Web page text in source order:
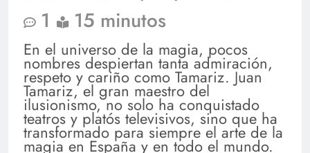
1
15 minutos
En el universo de la magia, pocos
nombres despiertan tanta admiración,
respeto y cariño como Tamariz. Juan
Tamariz, el gran maestro del
ilusionismo, no solo ha conquistado
teatros y platós televisivos, sino que ha
transformado para siempre el arte de la
magia en España y en todo el mundo.